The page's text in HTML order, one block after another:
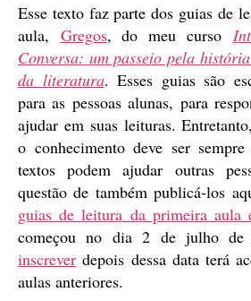
Esse texto faz parte dos guias de
aula, Gregos, do meu curso
Conversa: um passeio pela
da literatura. Esses guias são
para as pessoas alunas, para
ajudar em suas leituras.
o conhecimento deve ser
textos podem ajudar outras
questão de também publicá-los
guias de leitura da primeira aula
começou no dia 2 de julho
inscrever depois dessa data terá
aulas anteriores.